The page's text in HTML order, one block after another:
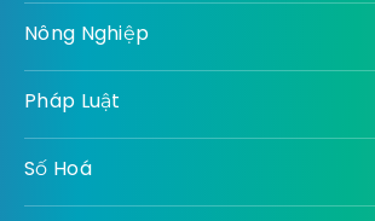
Nông Nghiệp
Pháp Luật
Số Hoá